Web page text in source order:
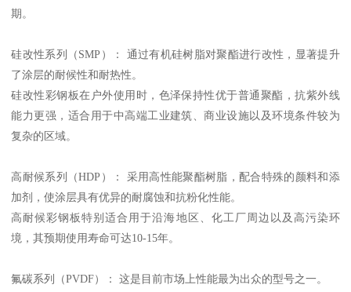
期。
硅改性系列（SMP）： 通过有机硅树脂对聚酯进行改性，显著提升
了涂层的耐候性和耐热性。
硅改性彩钢板在户外使用时，色泽保持性优于普通聚酯，抗紫外线
能力更强，适合用于中高端工业建筑、商业设施以及环境条件较为
复杂的区域。
高耐候系列（HDP）： 采用高性能聚酯树脂，配合特殊的颜料和添
加剂，使涂层具有优异的耐腐蚀和抗粉化性能。
高耐候彩钢板特别适合用于沿海地区、化工厂周边以及高污染环
境，其预期使用寿命可达10-15年。
氟碳系列（PVDF）： 这是目前市场上性能最为出众的型号之一。